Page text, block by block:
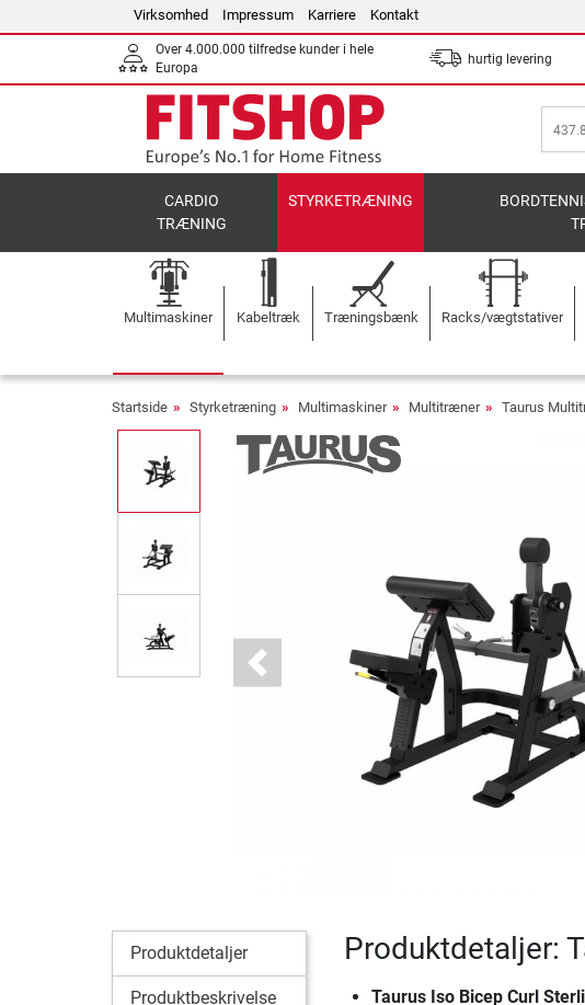
Virksomhed Impressum Karriere Kontakt
Over 4.000.000 tilfredse kunder i hele
Europa
hurtig levering
CARDIO
TRÆNING
STYRKETRÆNING
Multimaskiner Kabeltræk Træningsbænk Racks/vægtstativer
Startside Styrketræning Multimaskiner Multitræner Taurus
Previous
Produktdetaljer
Produktbeskrivelse
Produktdetaljer:
Taurus Iso Bicep Curl